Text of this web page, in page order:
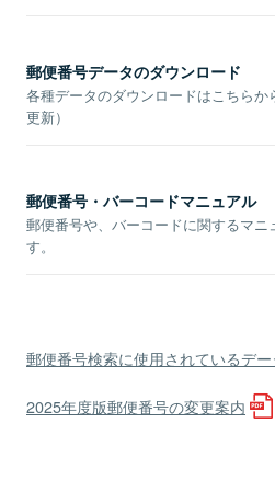
郵便番号データのダウンロード
各種データのダウンロードはこちらか
更新）
郵便番号・バーコードマニュアル
郵便番号や、バーコードに関するマニ
す。
郵便番号検索に使用されているデ
2025年度版郵便番号の変更案内